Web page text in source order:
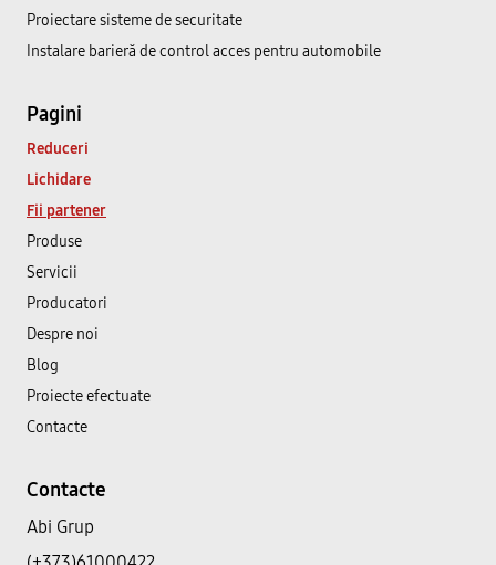
Proiectare sisteme de securitate
Instalare barieră de control acces pentru automobile
Pagini
Reduceri
Lichidare
Fii partener
Produse
Servicii
Producatori
Despre noi
Blog
Proiecte efectuate
Contacte
Contacte
Abi Grup